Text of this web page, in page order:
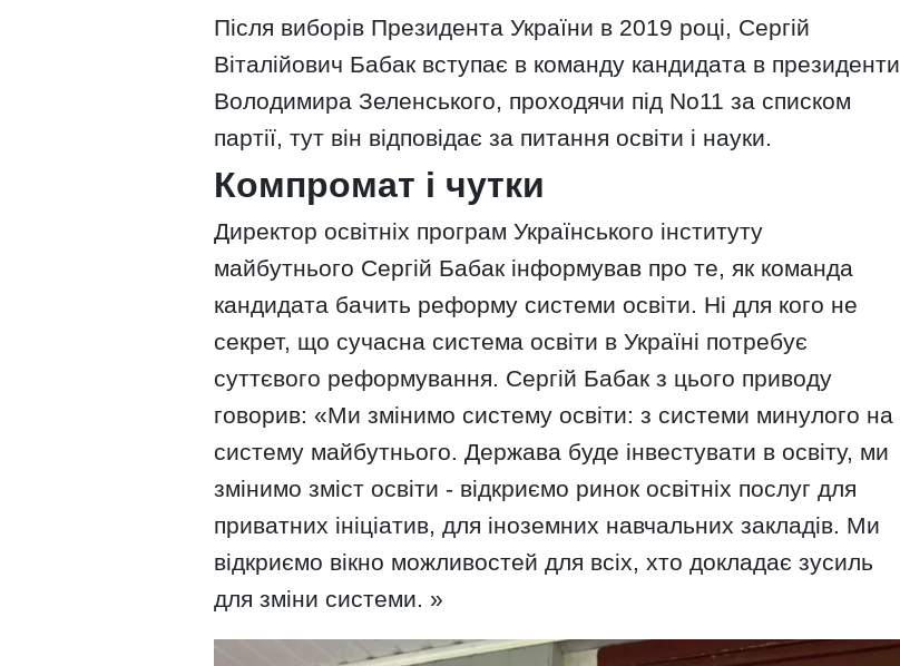
Після виборів Президента України в 2019 році, Сергій
Віталійович Бабак вступає в команду кандидата в президенти
Володимира Зеленського, проходячи під No11 за списком
партії, тут він відповідає за питання освіти і науки.
Компромат і чутки
Директор освітніх програм Українського інституту
майбутнього Сергій Бабак інформував про те, як команда
кандидата бачить реформу системи освіти. Ні для кого не
секрет, що сучасна система освіти в Україні потребує
суттєвого реформування. Сергій Бабак з цього приводу
говорив: «Ми змінимо систему освіти: з системи минулого на
систему майбутнього. Держава буде інвестувати в освіту, ми
змінимо зміст освіти - відкриємо ринок освітніх послуг для
приватних ініціатив, для іноземних навчальних закладів. Ми
відкриємо вікно можливостей для всіх, хто докладає зусиль
для зміни системи. »